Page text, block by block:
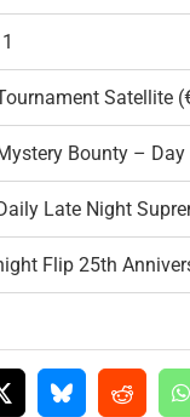
Satellite
Bounty – Day
Late Night
Flip 25th